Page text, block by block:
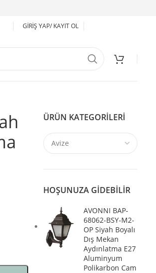
GIRIŞ YAP/ KAYIT OL
ÜRÜN KATEGORILERI
HOŞUNUZA GIDEBILIR
AVONNI BAP-
68062-BSY-M2-
OP Siyah Boyalı
Dış Mekan
Aydınlatma E27
Aluminyum
Polikarbon Cam